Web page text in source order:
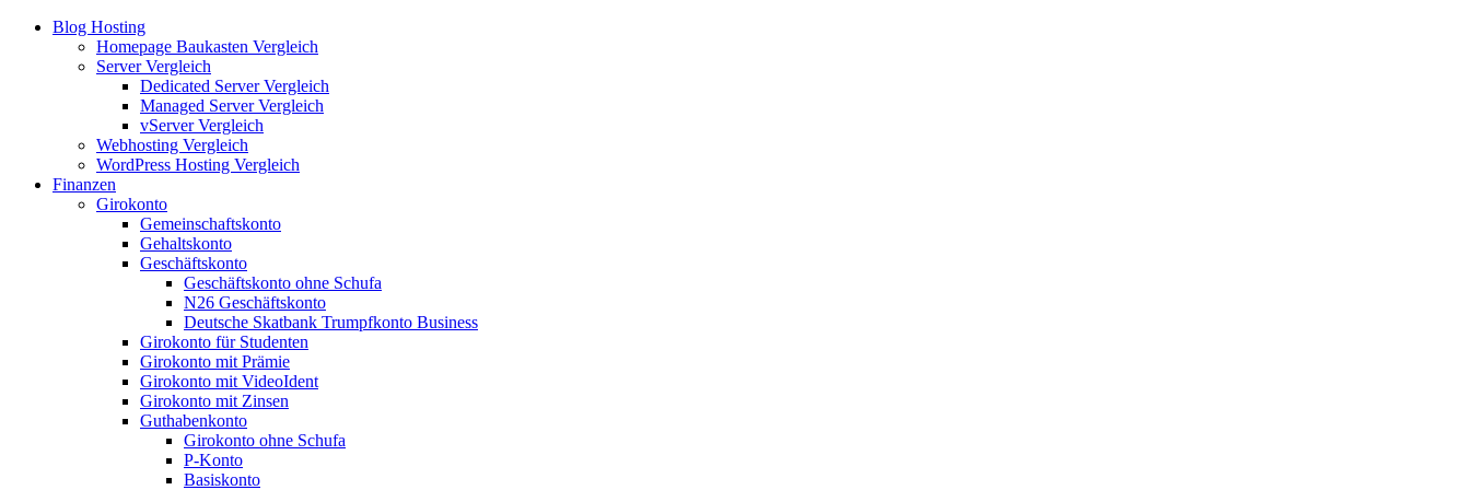
Blog Hosting
Homepage Baukasten Vergleich
Server Vergleich
Dedicated Server Vergleich
Managed Server Vergleich
vServer Vergleich
Webhosting Vergleich
WordPress Hosting Vergleich
Finanzen
Girokonto
Gemeinschaftskonto
Gehaltskonto
Geschäftskonto
Geschäftskonto ohne Schufa
N26 Geschäftskonto
Deutsche Skatbank Trumpfkonto Business
Girokonto für Studenten
Girokonto mit Prämie
Girokonto mit VideoIdent
Girokonto mit Zinsen
Guthabenkonto
Girokonto ohne Schufa
P-Konto
Basiskonto